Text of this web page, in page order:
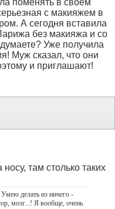
поменять в своем
с макияжем в
А сегодня вставила
без макияжа и со
Уже получила
Муж сказал, что они
и приглашают!
там столько таких
Умею делать из ничего -
мозг...! Я вообще, очень